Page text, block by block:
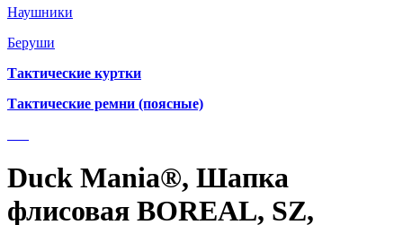
Наушники
Беруши
Тактические куртки
Тактические ремни (поясные)
Duck Mania®, Шапка
флисовая BOREAL, SZ,